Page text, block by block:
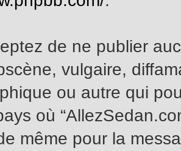
de ne publier
vulgaire,
ou autre qui
où
même pour la